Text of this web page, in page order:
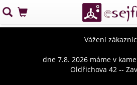
Vážení
dne 7.8. 2026 máme v
Oldřichova 42 --